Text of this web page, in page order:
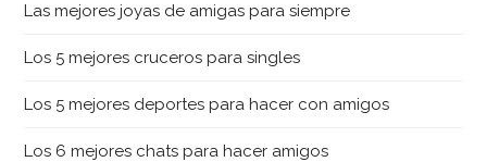
Las mejores joyas de amigas para siempre
Los 5 mejores cruceros para singles
Los 5 mejores deportes para hacer con amigos
Los 6 mejores chats para hacer amigos